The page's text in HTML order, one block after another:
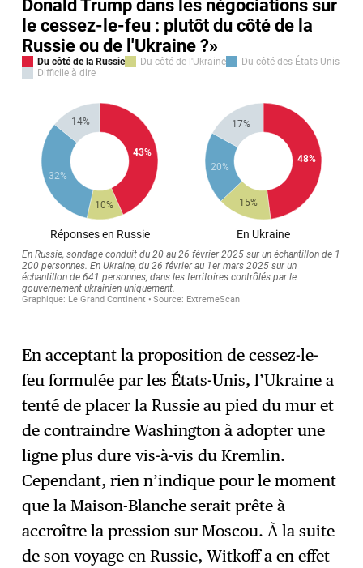
En acceptant la proposition de cessez-le-
feu formulée par les États-Unis, l’Ukraine a
tenté de placer la Russie au pied du mur et
de contraindre Washington à adopter une
ligne plus dure vis-à-vis du Kremlin.
Cependant, rien n’indique pour le moment
que la Maison-Blanche serait prête à
accroître la pression sur Moscou. À la suite
de son voyage en Russie, Witkoff a en effet